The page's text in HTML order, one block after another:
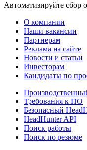
Автоматизируйте сбор
О компании
Наши вакансии
Партнерам
Реклама на сайте
Новости и статьи
Инвесторам
Кандидаты по
Требования к ПО
Безопасный
HeadHunter API
Поиск работы
Поиск по резюме